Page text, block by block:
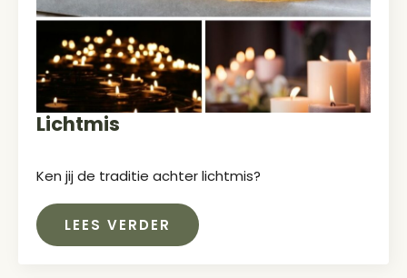
Lichtmis
Ken jij de traditie achter lichtmis?
LEES VERDER